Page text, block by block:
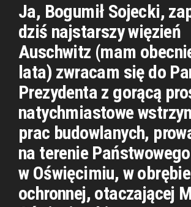
Ja, Bogumił Sojecki,
dziś najstarszy więzień
Auschwitz (mam
lata) zwracam się do
Prezydenta z gorącą
natychmiastowe
prac budowlanych,
na terenie
w Oświęcimiu, w
ochronnej, otaczającej